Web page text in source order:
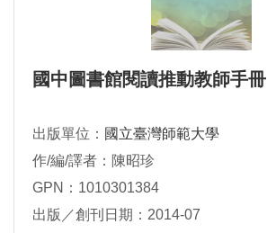
國中圖書館閱讀推動教師手冊
出版單位： 國立臺灣師範大學
作/編/譯者：陳昭珍
GPN：1010301384
出版／創刊日期：2014-07